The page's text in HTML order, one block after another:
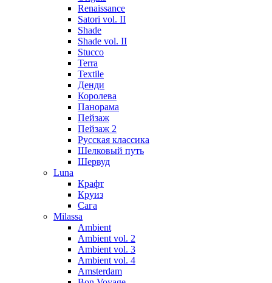
Renaissance
Satori vol. II
Shade
Shade vol. II
Stucco
Terra
Textile
Денди
Королева
Панорама
Пейзаж
Пейзаж 2
Русская классика
Шелковый путь
Шервуд
Luna
Крафт
Круиз
Сага
Milassa
Ambient
Ambient vol. 2
Ambient vol. 3
Ambient vol. 4
Amsterdam